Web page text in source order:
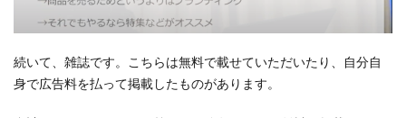
続いて、雑誌です。こちらは無料で載せていただいたり、自分自
身で広告料を払って掲載したものがあります。